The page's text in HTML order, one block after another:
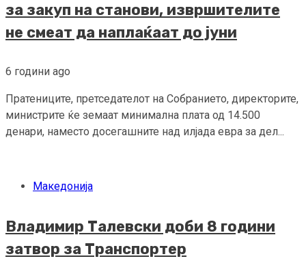
за закуп на станови, извршителите
не смеат да наплаќаат до јуни
6 години ago
Пратениците, претседателот на Собранието, директорите,
министрите ќе земаат минимална плата од 14.500
денари, наместо досегашните над илјада евра за дел...
Македонија
Владимир Талевски доби 8 години
затвор за Транспортер